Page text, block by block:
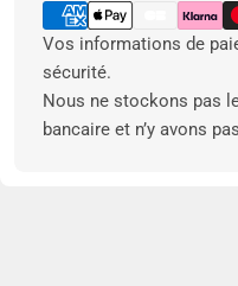
paiement
Vos informations de
sécurité.
Nous ne stockons pas
bancaire et n’y avons